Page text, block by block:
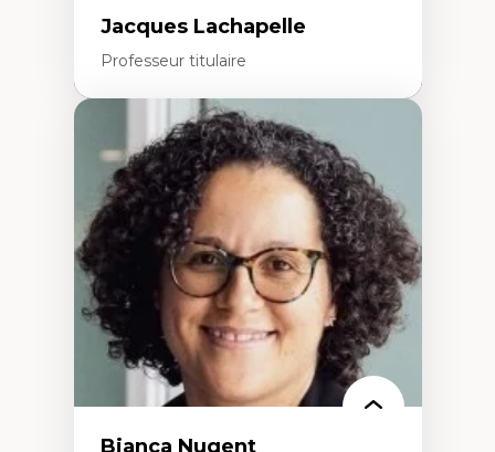
Jacques Lachapelle
Professeur titulaire
Expertises
Histoire de l'architecture et de la ville,
notamment au Canada
Théorie et pratiques en conservation de
l'environnement bâti
Conception de projet en milieu existant
Analyse critique en architecture et
enseignement du design architectural et
urbain
Bianca Nugent